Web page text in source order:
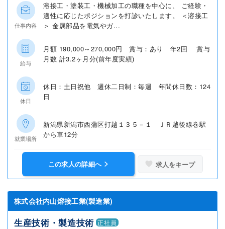
仕事内容
溶接工・塗装工・機械加工の職種を中心に、 ご経験・
適性に応じたポジションを打診いたします。 ＜溶接工
＞ 金属部品を電気やガ...
給与
月額 190,000～270,000円 賞与：あり 年2回 賞与
月数 計3.2ヶ月分(前年度実績)
休日
休日：土日祝他 週休二日制：毎週 年間休日数：124
日
就業場所
新潟県新潟市西蒲区打越１３５－１ ＪＲ越後線巻駅
から車12分
この求人の詳細へ 求人をキープ
株式会社内山熔接工業(製造業)
生産技術・製造技術 正社員